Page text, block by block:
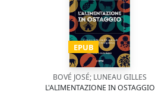
EPUB
BOVÉ JOSÉ; LUNEAU GILLES
L'ALIMENTAZIONE IN OSTAGGIO